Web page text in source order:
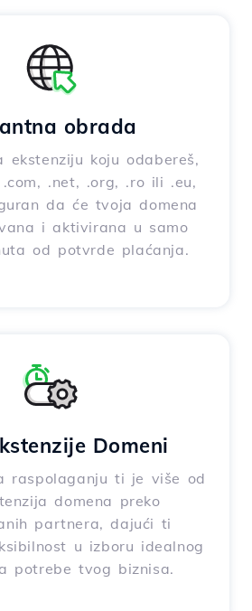
obrada
ekstenziju koju odabereš,
.net, .org, .ro ili .eu,
da će tvoja domena
i aktivirana u samo
od potvrde plaćanja.
Domeni
raspolaganju ti je više od
domena preko
partnera, dajući ti
u izboru idealnog
potrebe tvog biznisa.